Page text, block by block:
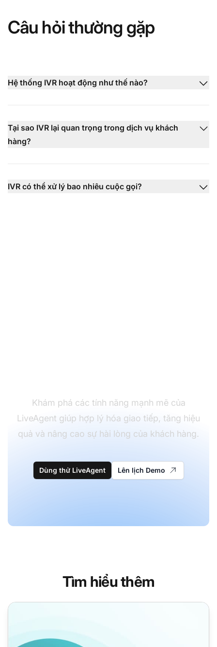
Câu hỏi thường gặp
Hệ thống IVR hoạt động như thế nào?
Tại sao IVR lại quan trọng trong dịch vụ khách
hàng?
IVR có thể xử lý bao nhiêu cuộc gọi?
Khám phá các tính năng mạnh mẽ của
LiveAgent giúp hợp lý hóa giao tiếp, tăng hiệu
quả và nâng cao sự hài lòng của khách hàng.
Dùng thử LiveAgent Lên lịch Demo
Tìm hiểu thêm
Tự động hóa Trung tâm Cuộc gọi